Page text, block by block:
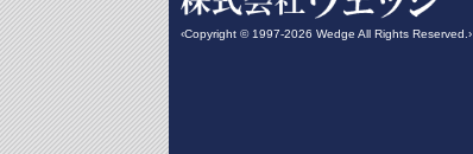
‹Copyright © 1997-2026 Wedge All Rights Reserved.›